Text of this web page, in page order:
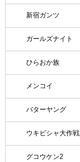
新宿ガンツ
ガールズナイト
ひらおか族
メンコイ
バターヤング
ウキビシャ大作戦
グコウケン2